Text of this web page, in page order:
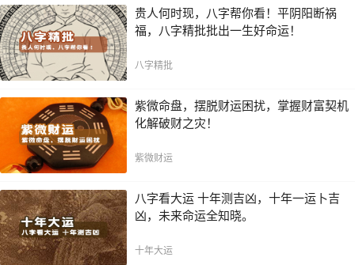
贵人何时现，八字帮你看！平阴阳断祸
福，八字精批批出一生好命运！
八字精批
紫微命盘，摆脱财运困扰，掌握财富契机
化解破财之灾！
紫微财运
八字看大运 十年测吉凶，十年一运卜吉
凶，未来命运全知晓。
十年大运